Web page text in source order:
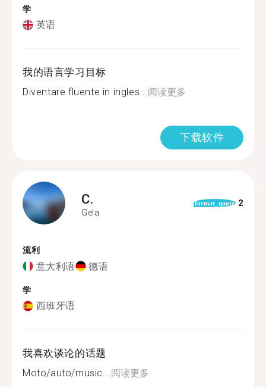
学
英语
我的语言学习目标
Diventare fluente in ingles...阅读更多
下载软件
C.
Gela
format_quote 2
流利
意大利语 德语
学
西班牙语
我喜欢谈论的话题
Moto/auto/music...阅读更多